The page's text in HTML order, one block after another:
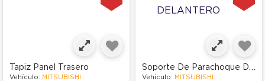
Tapiz Panel Trasero
Vehículo: MITSUBISHI
Soporte De Parachoque Delantero
Vehículo: MITSUBISHI